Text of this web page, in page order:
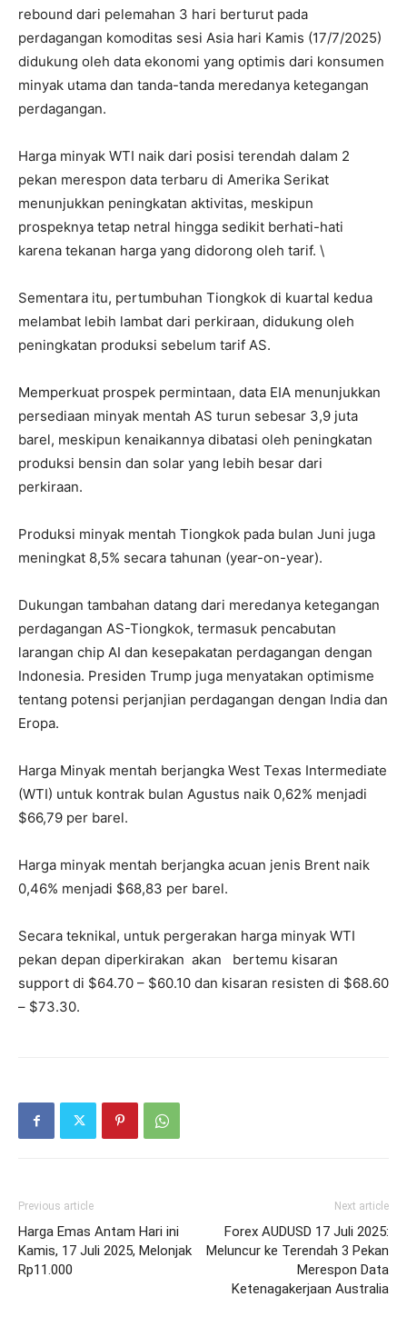
rebound dari pelemahan 3 hari berturut pada
perdagangan komoditas sesi Asia hari Kamis (17/7/2025)
didukung oleh data ekonomi yang optimis dari konsumen
minyak utama dan tanda-tanda meredanya ketegangan
perdagangan.
Harga minyak WTI naik dari posisi terendah dalam 2
pekan merespon data terbaru di Amerika Serikat
menunjukkan peningkatan aktivitas, meskipun
prospeknya tetap netral hingga sedikit berhati-hati
karena tekanan harga yang didorong oleh tarif. \
Sementara itu, pertumbuhan Tiongkok di kuartal kedua
melambat lebih lambat dari perkiraan, didukung oleh
peningkatan produksi sebelum tarif AS.
Memperkuat prospek permintaan, data EIA menunjukkan
persediaan minyak mentah AS turun sebesar 3,9 juta
barel, meskipun kenaikannya dibatasi oleh peningkatan
produksi bensin dan solar yang lebih besar dari
perkiraan.
Produksi minyak mentah Tiongkok pada bulan Juni juga
meningkat 8,5% secara tahunan (year-on-year).
Dukungan tambahan datang dari meredanya ketegangan
perdagangan AS-Tiongkok, termasuk pencabutan
larangan chip AI dan kesepakatan perdagangan dengan
Indonesia. Presiden Trump juga menyatakan optimisme
tentang potensi perjanjian perdagangan dengan India dan
Eropa.
Harga Minyak mentah berjangka West Texas Intermediate
(WTI) untuk kontrak bulan Agustus naik 0,62% menjadi
$66,79 per barel.
Harga minyak mentah berjangka acuan jenis Brent naik
0,46% menjadi $68,83 per barel.
Secara teknikal, untuk pergerakan harga minyak WTI
pekan depan diperkirakan akan bertemu kisaran
support di $64.70 – $60.10 dan kisaran resisten di $68.60
– $73.30.
Previous article
Harga Emas Antam Hari ini
Kamis, 17 Juli 2025, Melonjak
Rp11.000
Next article
Forex AUDUSD 17 Juli 2025:
Meluncur ke Terendah 3 Pekan
Merespon Data
Ketenagakerjaan Australia